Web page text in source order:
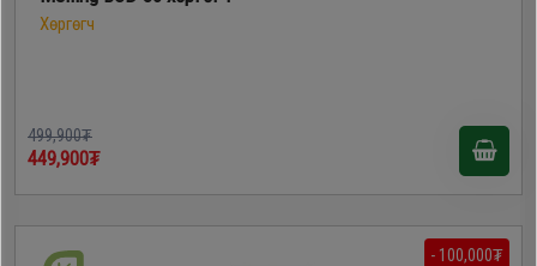
Хөргөгч
499,900₮
449,900₮
- 100,000₮